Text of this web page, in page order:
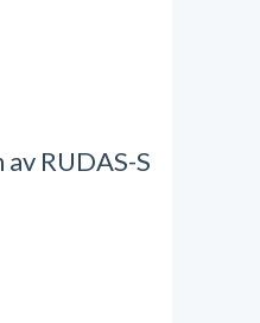
RUDAS-S